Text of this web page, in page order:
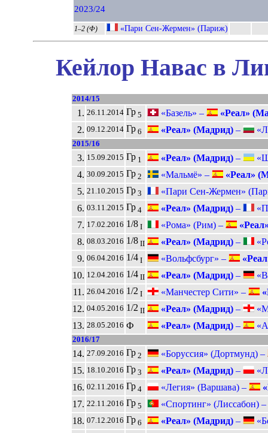
2023/24
1–2 (Ф) «Пари Сен-Жермен» (Париж)
Кейлор Навас в
2014/15
1. 26.11.2014 Гр5 «Базель» –
«Реал»
2. 09.12.2014 Гр6 «Реал» (Мадрид)–
2015/16
3. 15.09.2015 Гр1 «Реал» (Мадрид)–
4. 30.09.2015 Гр2 «Мальмё» –
«Реал»
5. 21.10.2015 Гр3
«Пари Сен-Жермен»
6. 03.11.2015 Гр4 «Реал» (Мадрид)–
7. 17.02.2016 1/8I «Рома» (Рим) –
8. 08.03.2016 1/8II «Реал» (Мадрид)–
9. 06.04.2016 1/4I «Вольфсбург» –
10. 12.04.2016 1/4II «Реал» (Мадрид)–
11. 26.04.2016 1/2I «Манчестер Сити» –
12. 04.05.2016 1/2II «Реал» (Мадрид)–
13. 28.05.2016 Ф «Реал» (Мадрид)–
2016/17
14. 27.09.2016 Гр2
«Боруссия» (Дортмунд) –
15. 18.10.2016 Гр3 «Реал» (Мадрид)–
16. 02.11.2016 Гр4 «Легия» (Варшава) –
17. 22.11.2016 Гр5
«Спортинг» (Лиссабон) –
18. 07.12.2016 Гр6 «Реал» (Мадрид)–